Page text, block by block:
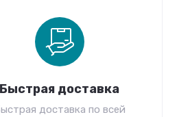
Быстрая доставка
доставка по всей